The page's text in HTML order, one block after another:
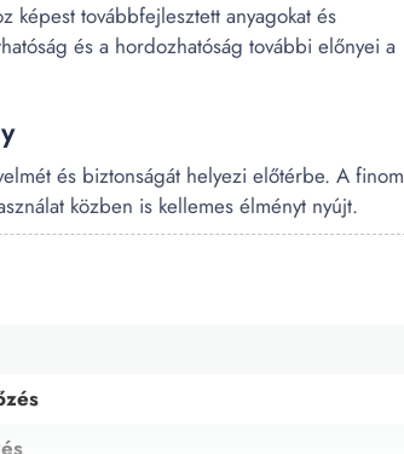
képest továbbfejlesztett anyagokat és
és a hordozhatóság további előnyei a
és biztonságát helyezi előtérbe. A finom
közben is kellemes élményt nyújt.